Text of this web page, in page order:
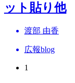
ット貼り他
渡部 由香
広報blog
1